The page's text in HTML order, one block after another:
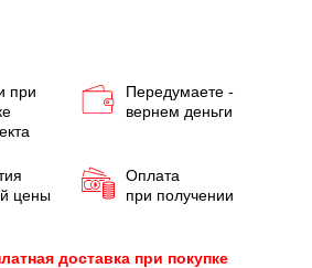
при
Передумаете -
вернем деньги
цены
Оплата
при получении
доставка при покупке